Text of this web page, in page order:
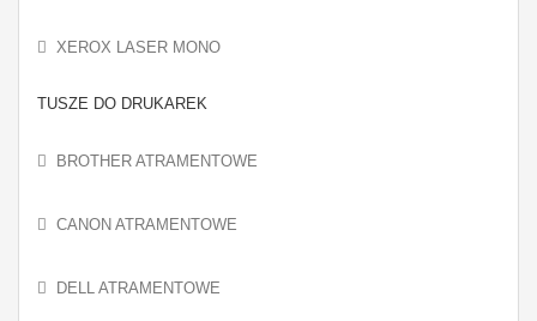
XEROX LASER MONO
TUSZE DO DRUKAREK
BROTHER ATRAMENTOWE
CANON ATRAMENTOWE
DELL ATRAMENTOWE